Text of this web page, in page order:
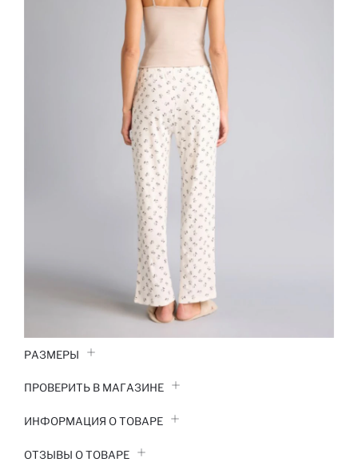
РАЗМЕРЫ
ПРОВЕРИТЬ В МАГАЗИНЕ
ИНФОРМАЦИЯ О ТОВАРЕ
ОТЗЫВЫ О ТОВАРЕ